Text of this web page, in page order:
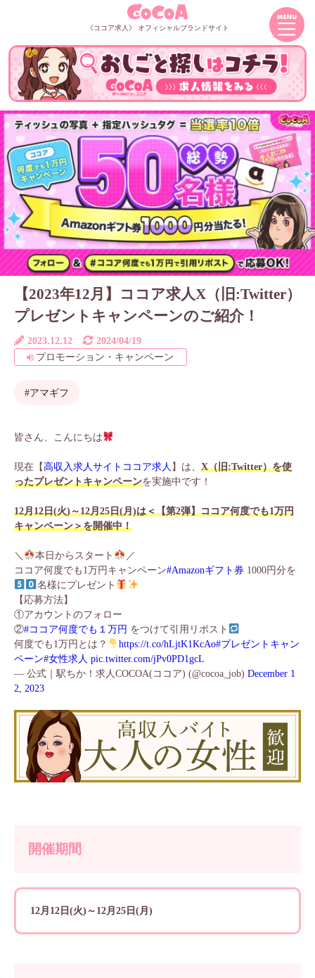
《ココア求人》 オフィシャルブランドサイト
【2023年12月】ココア求人X（旧:Twitter）
プレゼントキャンペーンのご紹介！
2023.12.12
2024/04/19
プロモーション・キャンペーン
#アマギフ
皆さん、こんにちは
現在【高収入求人サイトココア求人 】は、 X（旧:Twitter）を使
ったプレゼントキャンペーンを実施中です！
12月12日(火)～12月25日(月)は＜【第2弾】ココア何度でも1万円
キャンペーン＞を開催中！
＼ 本日からスタート
／
ココア何度でも1万円キャンペーン#Amazonギフト券 1000円分を
名様にプレゼント
【応募方法】
①アカウントのフォロー
②#ココア何度でも１万円 をつけて引用リポスト
何度でも1万円とは？
https://t.co/hLjtK1KcAo#プレゼントキャン
ペーン#女性求人 pic.twitter.com/jPv0PD1gcL
— 公式｜駅ちか！求人COCOA(ココア) (@cocoa_job) December 1
2, 2023
開催期間
12月12日(火)～12月25日(月)